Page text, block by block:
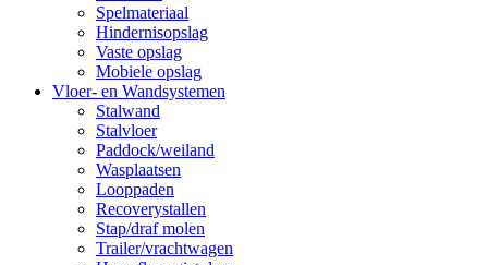
Spelmateriaal
Hindernisopslag
Vaste opslag
Mobiele opslag
Vloer- en Wandsystemen
Stalwand
Stalvloer
Paddock/weiland
Wasplaatsen
Looppaden
Recoverystallen
Stap/draf molen
Trailer/vrachtwagen